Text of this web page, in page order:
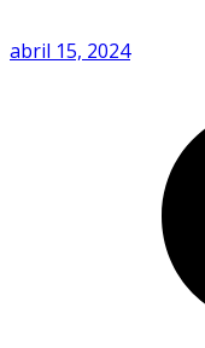
abril 15, 2024